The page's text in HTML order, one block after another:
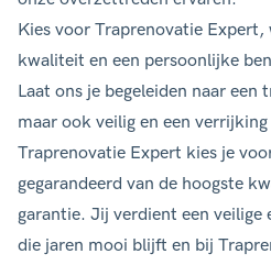
Kies voor Traprenovatie Expert,
kwaliteit en een persoonlijke
Laat ons je begeleiden naar een
maar ook veilig en een
Traprenovatie Expert kies je
gegarandeerd van de hoogste
garantie. Jij verdient een
die jaren mooi blijft en bij